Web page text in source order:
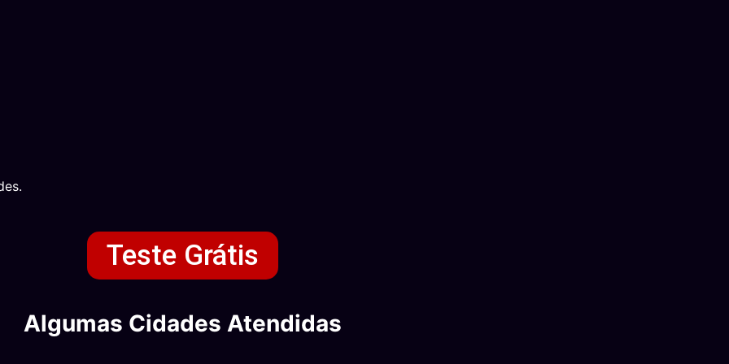
Teste Grátis
Algumas Cidades Atendidas